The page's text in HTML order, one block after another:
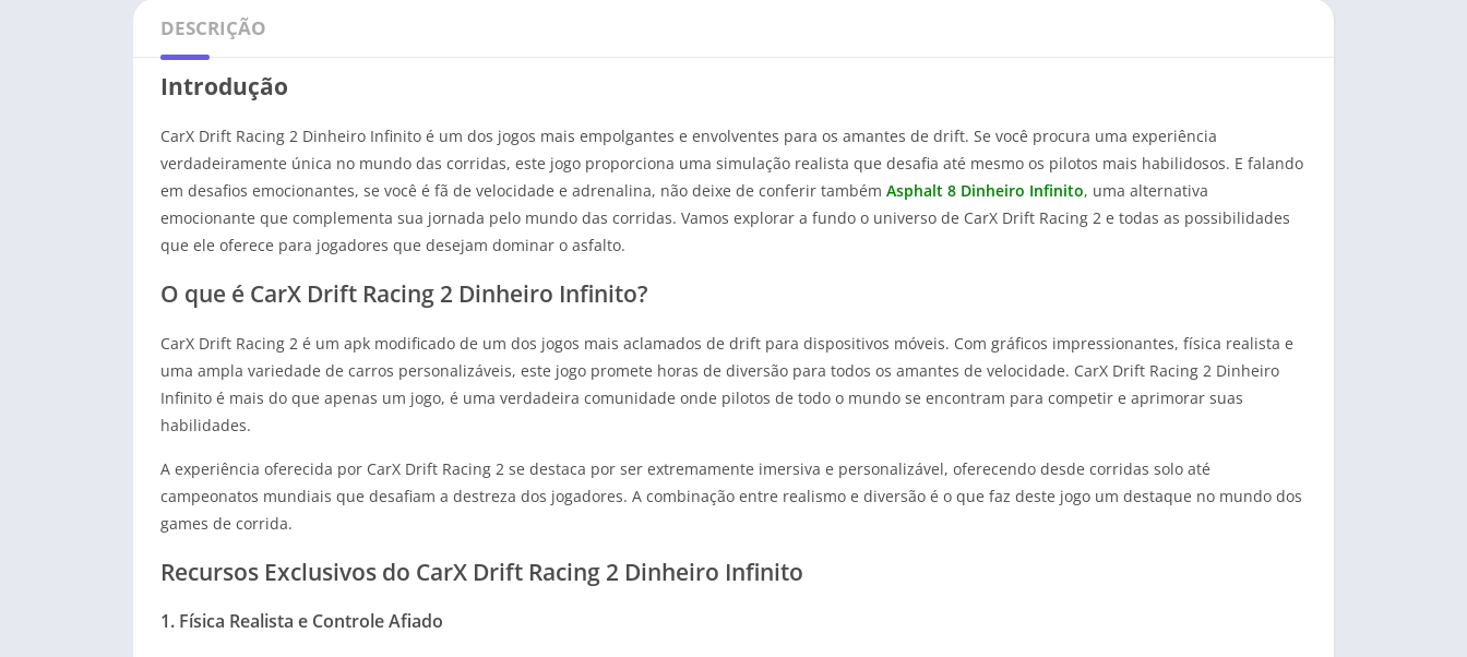
DESCRIÇÃO
Introdução
CarX Drift Racing 2 Dinheiro Infinito é um dos jogos mais empolgantes e envolventes para os amantes de drift. Se você procura uma experiência
verdadeiramente única no mundo das corridas, este jogo proporciona uma simulação realista que desafia até mesmo os pilotos mais habilidosos. E falando
em desafios emocionantes, se você é fã de velocidade e adrenalina, não deixe de conferir também Asphalt 8 Dinheiro Infinito, uma alternativa
emocionante que complementa sua jornada pelo mundo das corridas. Vamos explorar a fundo o universo de CarX Drift Racing 2 e todas as possibilidades
que ele oferece para jogadores que desejam dominar o asfalto.
O que é CarX Drift Racing 2 Dinheiro Infinito?
CarX Drift Racing 2 é um apk modificado de um dos jogos mais aclamados de drift para dispositivos móveis. Com gráficos impressionantes, física realista e
uma ampla variedade de carros personalizáveis, este jogo promete horas de diversão para todos os amantes de velocidade. CarX Drift Racing 2 Dinheiro
Infinito é mais do que apenas um jogo, é uma verdadeira comunidade onde pilotos de todo o mundo se encontram para competir e aprimorar suas
habilidades.
A experiência oferecida por CarX Drift Racing 2 se destaca por ser extremamente imersiva e personalizável, oferecendo desde corridas solo até
campeonatos mundiais que desafiam a destreza dos jogadores. A combinação entre realismo e diversão é o que faz deste jogo um destaque no mundo dos
games de corrida.
Recursos Exclusivos do CarX Drift Racing 2 Dinheiro Infinito
1. Física Realista e Controle Afiado